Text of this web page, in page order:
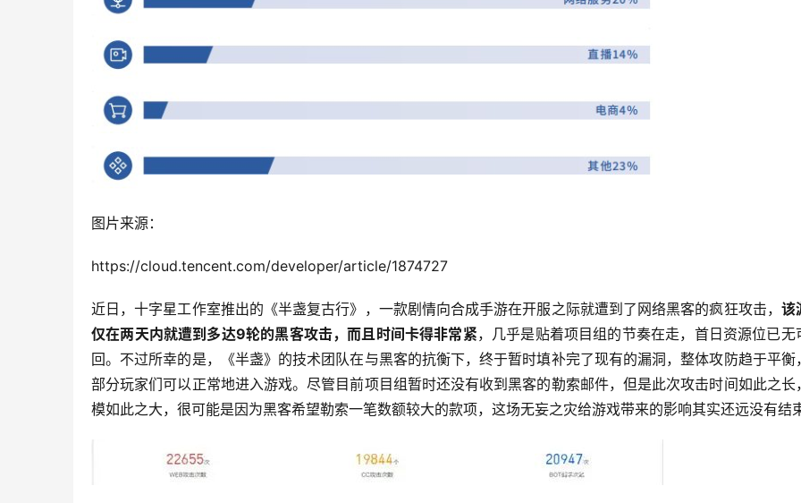
图片来源：
https://cloud.tencent.com/developer/article/1874727
近日，十字星工作室推出的《半盏复古行》，一款剧情向合成手游在开服之际就遭到了网络黑客的疯狂攻击， 该
仅在两天内就遭到多达9轮的黑客攻击，而且时间卡得非常紧，几乎是贴着项目组的节奏在走，首日资源位已无
回。不过所幸的是，《半盏》的技术团队在与黑客的抗衡下，终于暂时填补完了现有的漏洞，整体攻防趋于平衡
部分玩家们可以正常地进入游戏。尽管目前项目组暂时还没有收到黑客的勒索邮件，但是此次攻击时间如此之长
模如此之大，很可能是因为黑客希望勒索一笔数额较大的款项，这场无妄之灾给游戏带来的影响其实还远没有结